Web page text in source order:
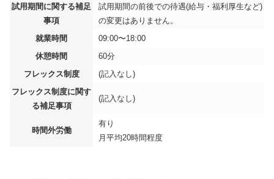
試用期間に関する補足
事項
試用期間の前後での待遇(給与・福利厚生など)
の変更はありません。
就業時間
09:00〜18:00
休憩時間
60分
フレックス制度
(記入なし)
フレックス制度に関す
る補足事項
(記入なし)
時間外労働
有り
月平均20時間程度